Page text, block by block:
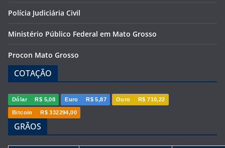
Polícia Judiciária Civil
Ministério Público Federal em Mato Grosso
Procon Mato Grosso
COTAÇÃO
Dólar R$ 5,08 Euro R$ 5,87 Ouro R$ 710,22
Bitcoin R$ 332294,00
GRÃOS